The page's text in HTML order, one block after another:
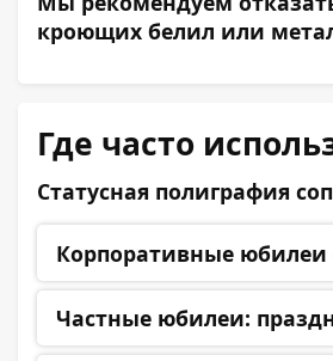
кроющих белил или
Где часто
Статусная полиграфия
Корпоративные юбилеи
Частные юбилеи: